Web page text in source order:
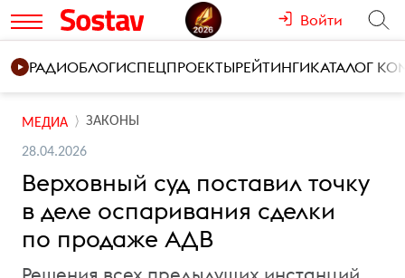
Войти
РАДИОБЛОГИСПЕЦПРОЕКТЫРЕЙТИНГИКАТАЛОГ
МЕДИА ЗАКОНЫ
28.04.2026
Верховный суд поставил точку
в деле оспаривания сделки
по продаже АДВ